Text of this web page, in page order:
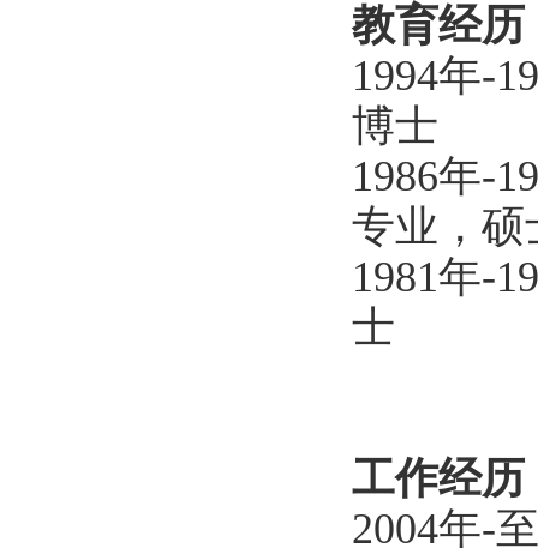
教育经历
1994年-
博士
1986年-
专业，硕
1981年-
士
工作经历
2004年-